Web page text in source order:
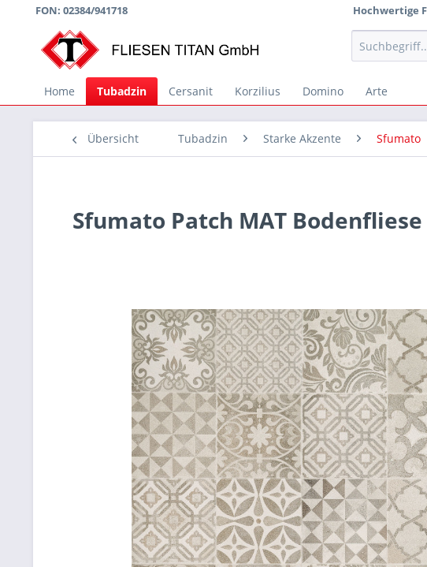
FON: 02384/941718 Hochwertige
Home Tubadzin Cersanit Korzilius Domino Arte
Übersicht Tubadzin Starke Akzente Sfumato
Sfumato Patch MAT